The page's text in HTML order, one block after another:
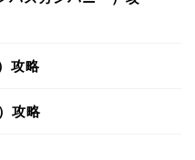
攻略
攻略